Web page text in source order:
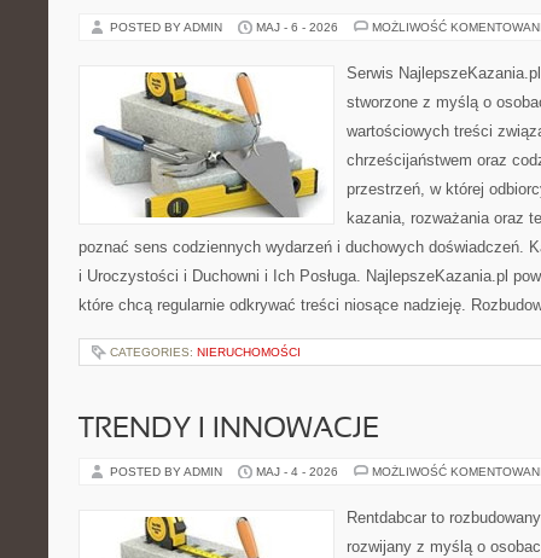
POSTED BY ADMIN MAJ - 6 - 2026 MOŻLIWOŚĆ
Serwis
stworzone z myślą o
wartościowych treści
chrześcijaństwem oraz
przestrzeń, w której
kazania, rozważania oraz
poznać sens codziennych wydarzeń i duchowych doświadczeń.
i Uroczystości i Duchowni i Ich Posługa. NajlepszeKazania.pl
które chcą regularnie odkrywać treści niosące nadzieję.
CATEGORIES: NIERUCHOMOŚCI
TRENDY I INNOWACJE
POSTED BY ADMIN MAJ - 4 - 2026 MOŻLIWOŚĆ
Rentdabcar to
rozwijany z myślą o